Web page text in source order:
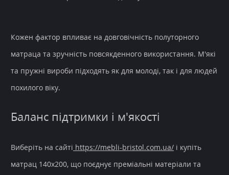
Кожен фактор впливає на довговічність полуторного
матраца та зручність повсякденного використання. М'які
та пружні вироби підходять як для молоді, так і для людей
похилого віку.
Баланс підтримки і м'якості
Виберіть на сайті https://mebli-bristol.com.ua/ і купіть
матрац 140х200, що поєднує преміальні матеріали та